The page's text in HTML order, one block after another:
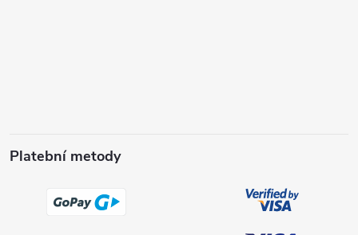
Platební metody